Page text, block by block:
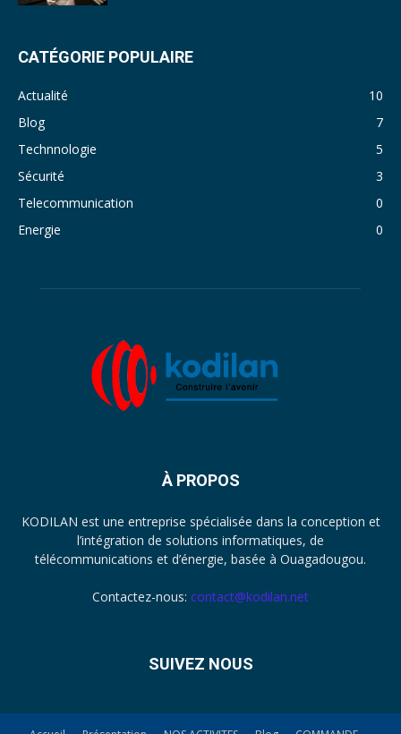
CATÉGORIE POPULAIRE
Actualité
10
Blog
7
Technnologie
5
Sécurité
3
Telecommunication
0
Energie
0
À PROPOS
KODILAN est une entreprise spécialisée dans la conception et
l’intégration de solutions informatiques, de
télécommunications et d’énergie, basée à Ouagadougou.
Contactez-nous: contact@kodilan.net
SUIVEZ NOUS